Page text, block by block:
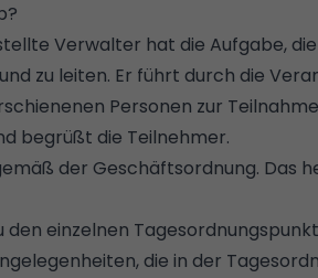
Verwalter hat die Aufgabe, die
zu leiten. Er führt durch die
Personen zur
begrüßt die Teilnehmer.
der Geschäftsordnung. Das
einzelnen
die in der